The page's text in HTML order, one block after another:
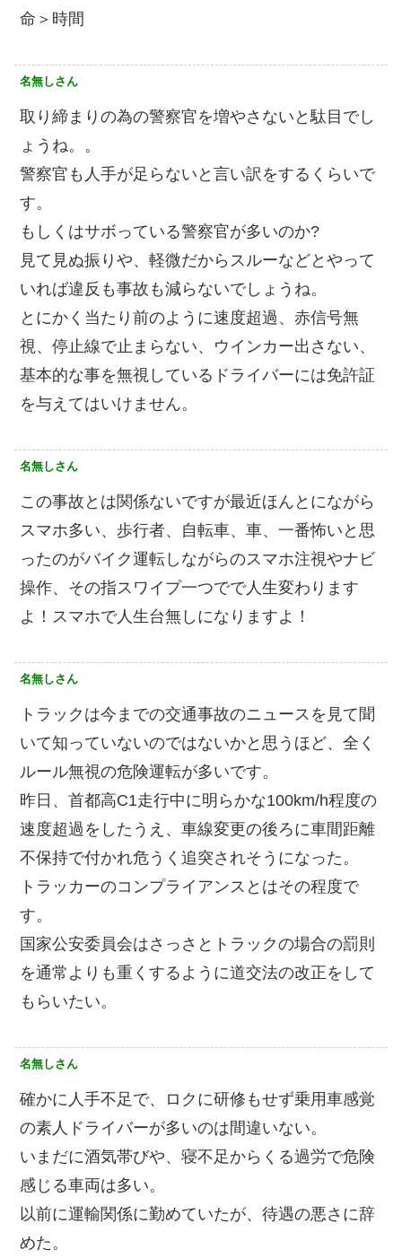
命＞時間
名無しさん
取り締まりの為の警察官を増やさないと駄目でし
ょうね。。
警察官も人手が足らないと言い訳をするくらいで
す。
もしくはサボっている警察官が多いのか?
見て見ぬ振りや、軽微だからスルーなどとやって
いれば違反も事故も減らないでしょうね。
とにかく当たり前のように速度超過、赤信号無
視、停止線で止まらない、ウインカー出さない、
基本的な事を無視しているドライバーには免許証
を与えてはいけません。
名無しさん
この事故とは関係ないですが最近ほんとにながら
スマホ多い、歩行者、自転車、車、一番怖いと思
ったのがバイク運転しながらのスマホ注視やナビ
操作、その指スワイプ一つでで人生変わります
よ！スマホで人生台無しになりますよ！
名無しさん
トラックは今までの交通事故のニュースを見て聞
いて知っていないのではないかと思うほど、全く
ルール無視の危険運転が多いです。
昨日、首都高C1走行中に明らかな100km/h程度の
速度超過をしたうえ、車線変更の後ろに車間距離
不保持で付かれ危うく追突されそうになった。
トラッカーのコンプライアンスとはその程度で
す。
国家公安委員会はさっさとトラックの場合の罰則
を通常よりも重くするように道交法の改正をして
もらいたい。
名無しさん
確かに人手不足で、ロクに研修もせず乗用車感覚
の素人ドライバーが多いのは間違いない。
いまだに酒気帯びや、寝不足からくる過労で危険
感じる車両は多い。
以前に運輸関係に勤めていたが、待遇の悪さに辞
めた。